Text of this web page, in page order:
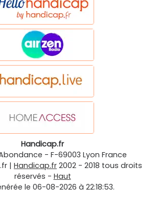
Handicap.fr
- F-69003 Lyon France
| Handicap.fr 2002 - 2018 tous droits
réservés - Haut
le 06-08-2026 à 22:18:53.